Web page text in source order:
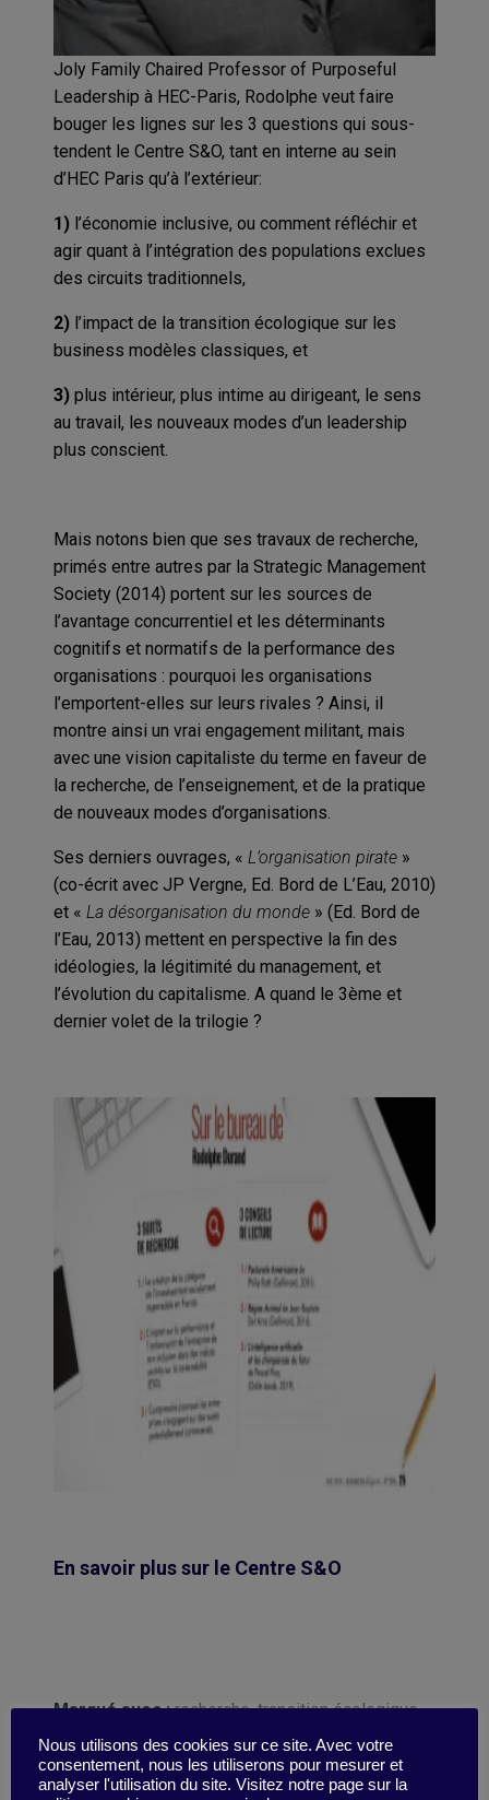
Joly Family Chaired Professor of Purposeful
Leadership à HEC-Paris, Rodolphe veut faire
bouger les lignes sur les 3 questions qui sous-
tendent le Centre S&O, tant en interne au sein
d’HEC Paris qu’à l’extérieur:
1)l’économie inclusive, ou comment réfléchir et
agir quant à l’intégration des populations exclues
des circuits traditionnels,
2)l’impact de la transition écologique sur les
business modèles classiques, et
3)plus intérieur, plus intime au dirigeant, le sens
au travail, les nouveaux modes d’un leadership
plus conscient.
Mais notons bien que ses travaux de recherche,
primés entre autres par la Strategic Management
Society (2014) portent sur les sources de
l’avantage concurrentiel et les déterminants
cognitifs et normatifs de la performance des
organisations : pourquoi les organisations
l’emportent-elles sur leurs rivales ? Ainsi, il
montre ainsi un vrai engagement militant, mais
avec une vision capitaliste du terme en faveur de
la recherche, de l’enseignement, et de la pratique
de nouveaux modes d’organisations.
Ses derniers ouvrages, « L’organisation pirate»
(co-écrit avec JP Vergne, Ed. Bord de L’Eau, 2010)
et « La désorganisation du monde» (Ed. Bord de
l’Eau, 2013) mettent en perspective la fin des
idéologies, la légitimité du management, et
l’évolution du capitalisme. A quand le 3ème et
dernier volet de la trilogie ?
En savoir plus sur le Centre S&O
Marqué avec : recherche,transition écologique,
HEC Paris
Strategic Management society
avantage concurrentiel,performance des
organisations,HEC,l'organisation pirate,
Nous utilisons des cookies sur ce site. Avec votre
consentement, nous les utiliserons pour mesurer et
analyser l'utilisation du site. Visitez notre page sur la